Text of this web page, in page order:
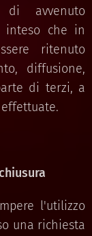
avvenuto
inteso che in
ritenuto
diffusione,
di terzi, a
l'utilizzo
una richiesta